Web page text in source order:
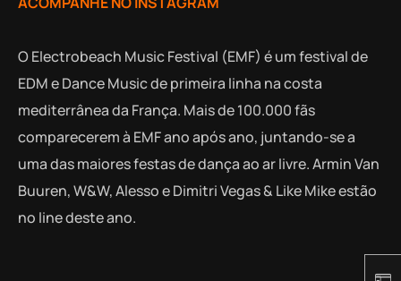
O Electrobeach Music Festival (EMF) é um festival de
EDM e Dance Music de primeira linha na costa
mediterrânea da França. Mais de 100.000 fãs
comparecerem à EMF ano após ano, juntando-se a
uma das maiores festas de dança ao ar livre. Armin Van
Buuren, W&W, Alesso e Dimitri Vegas & Like Mike estão
no line deste ano.